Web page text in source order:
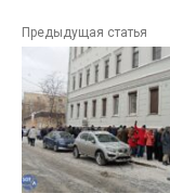
Предыдущая статья